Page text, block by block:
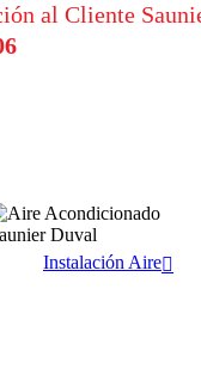
al Cliente
Instalación Aire